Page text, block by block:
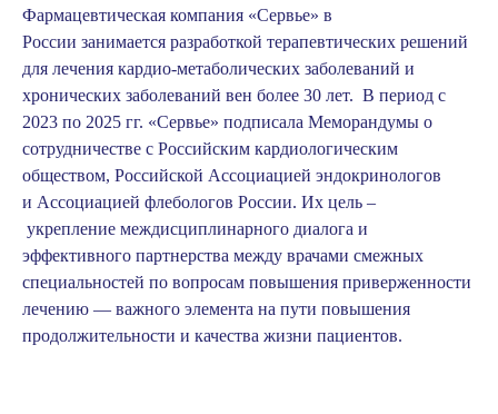
Фармацевтическая компания «Сервье» в
России занимается разработкой терапевтических решений
для лечения кардио-метаболических заболеваний и
хронических заболеваний вен более 30 лет. В период с
2023 по 2025 гг. «Сервье» подписала Меморандумы о
сотрудничестве с Российским кардиологическим
обществом, Российской Ассоциацией эндокринологов
и Ассоциацией флебологов России. Их цель –
укрепление междисциплинарного диалога и
эффективного партнерства между врачами смежных
специальностей по вопросам повышения приверженности
лечению — важного элемента на пути повышения
продолжительности и качества жизни пациентов.